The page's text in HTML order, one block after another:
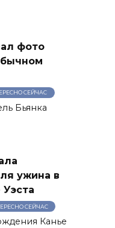
фото
СЕЙЧАС
Бьянка
ужина в
СЕЙЧАС
Канье